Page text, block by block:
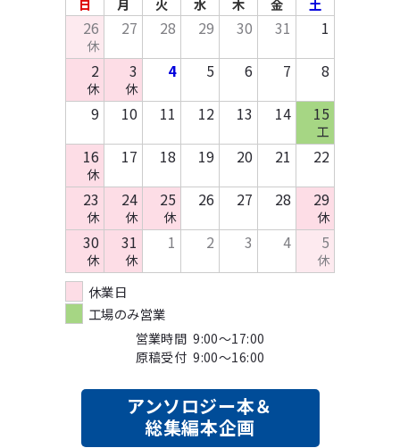
木製製品
キッチン・日用品・雑貨
お問い合わせ
資料請求
日 月 火 水 木 金 土
26
休
27 28 29 30 31
1
2
休
3
休
4 5 6 7
8
9
10 11 12 13 14 15
工
16
休
17 18 19 20 21
22
23
休
24
休
25
休
26 27 28 29
休
30
休
31
休
1 2 3 4 5
休
休業日
工場のみ営業
営業時間 9:00～17:00
原稿受付 9:00～16:00
アンソロジー本＆
総集編本企画